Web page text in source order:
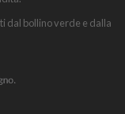
dal bollino verde e dalla